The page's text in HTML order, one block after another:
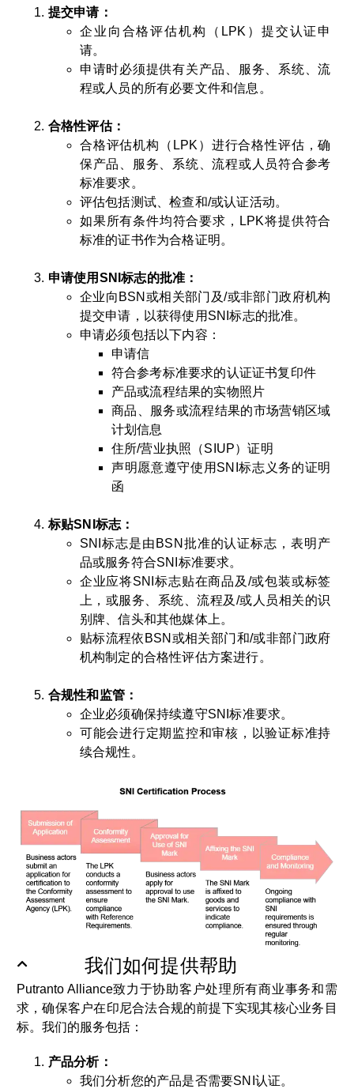
提交申请：
企业向合格评估机构（LPK）提交认证申
请。
申请时必须提供有关产品、服务、系统、流
程或人员的所有必要文件和信息。
合格性评估：
合格评估机构（LPK）进行合格性评估，确
保产品、服务、系统、流程或人员符合参考
标准要求。
评估包括测试、检查和/或认证活动。
如果所有条件均符合要求，LPK将提供符合
标准的证书作为合格证明。
申请使用SNI标志的批准：
企业向BSN或相关部门及/或非部门政府机构
提交申请，以获得使用SNI标志的批准。
申请必须包括以下内容：
申请信
符合参考标准要求的认证证书复印件
产品或流程结果的实物照片
商品、服务或流程结果的市场营销区域
计划信息
住所/营业执照（SIUP）证明
声明愿意遵守使用SNI标志义务的证明
函
标贴SNI标志：
SNI标志是由BSN批准的认证标志，表明产
品或服务符合SNI标准要求。
企业应将SNI标志贴在商品及/或包装或标签
上，或服务、系统、流程及/或人员相关的识
别牌、信头和其他媒体上。
贴标流程依BSN或相关部门和/或非部门政府
机构制定的合格性评估方案进行。
合规性和监管：
企业必须确保持续遵守SNI标准要求。
可能会进行定期监控和审核，以验证标准持
续合规性。
我们如何提供帮助
Putranto Alliance致力于协助客户处理所有商业事务和需
求，确保客户在印尼合法合规的前提下实现其核心业务目
标。我们的服务包括：
产品分析：
我们分析您的产品是否需要SNI认证。